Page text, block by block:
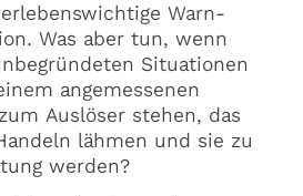
Warn-
Was aber tun, wenn
Situationen
angemessenen
Auslöser stehen, das
lähmen und sie zu
werden?